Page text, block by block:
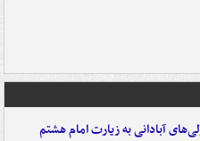
آبادانی به زیارت امام هشتم